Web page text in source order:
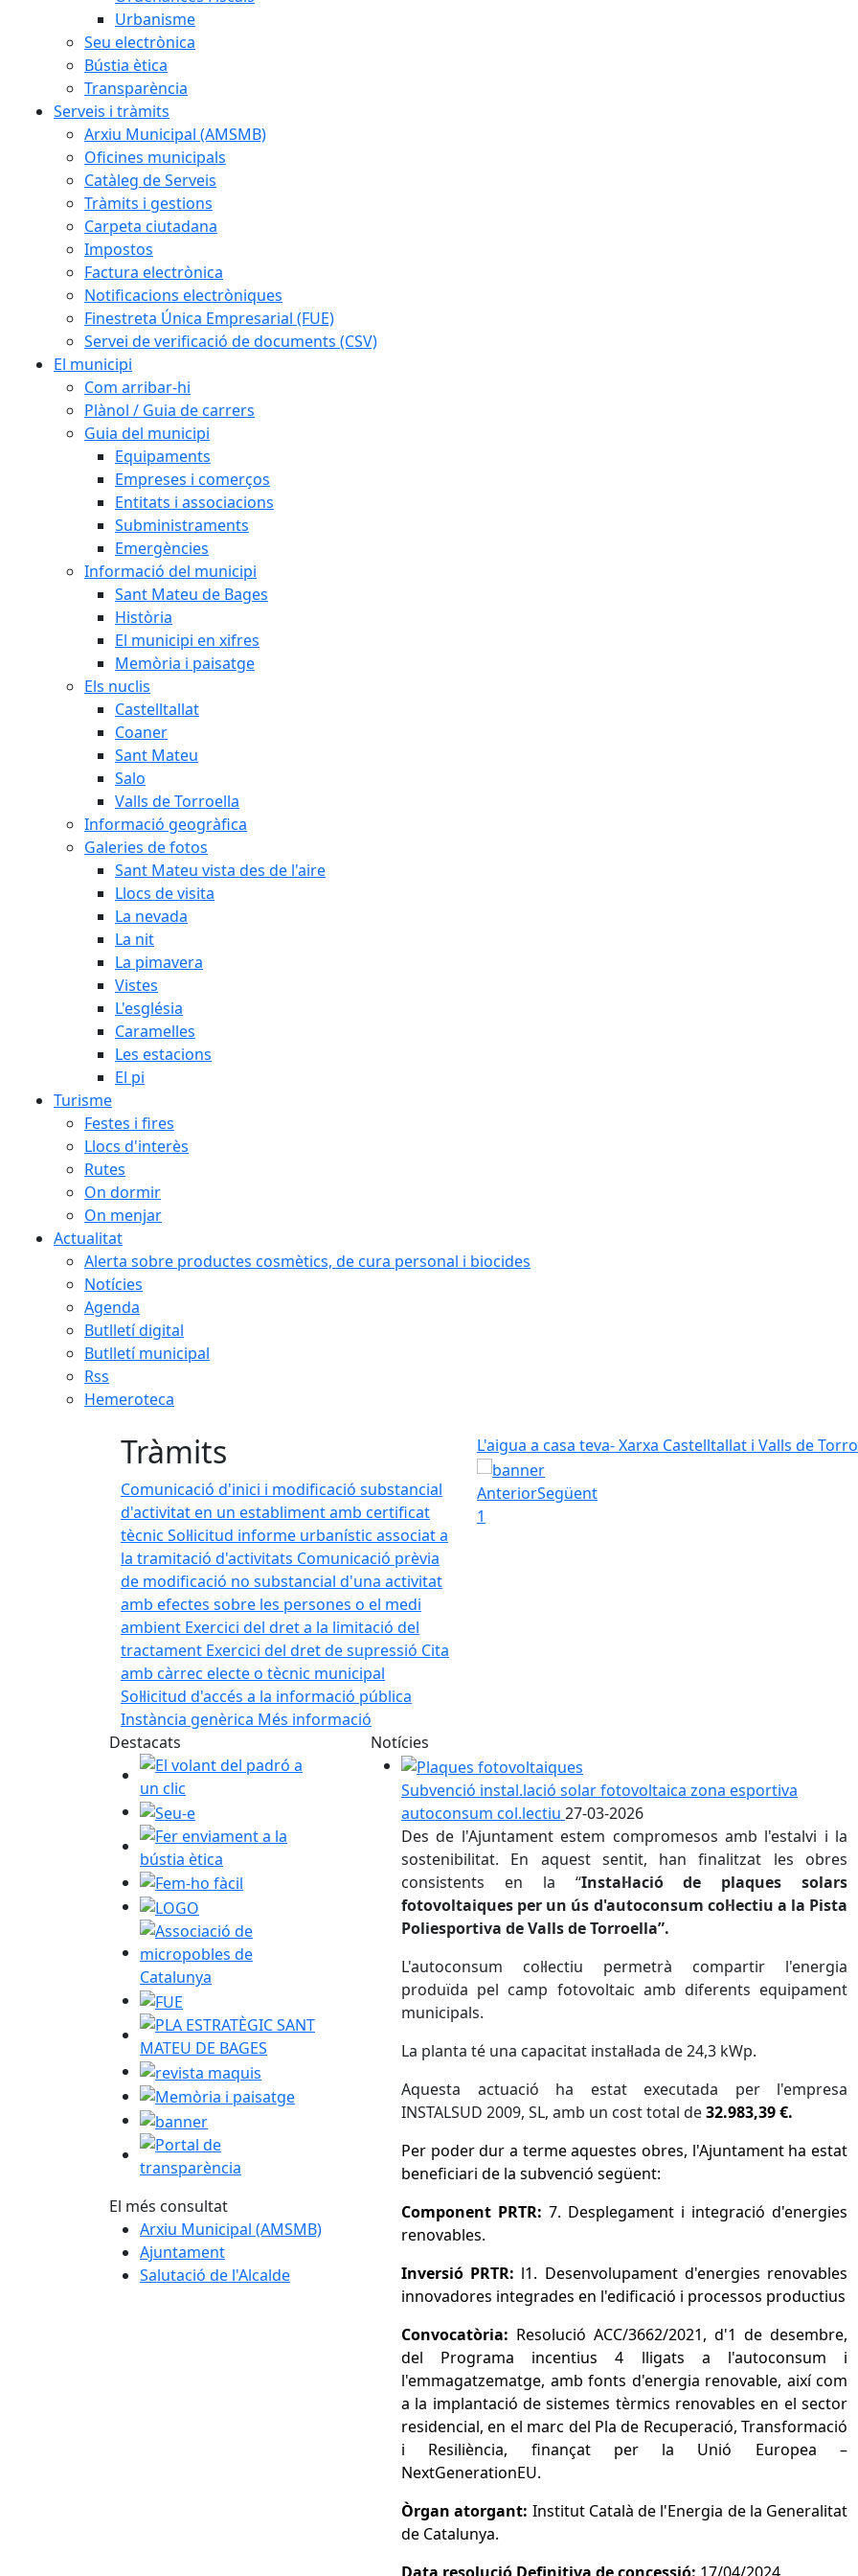
Urbanisme
Seu electrònica
Bústia ètica
Transparència
Serveis i tràmits
Arxiu Municipal (AMSMB)
Oficines municipals
Catàleg de Serveis
Tràmits i gestions
Carpeta ciutadana
Impostos
Factura electrònica
Notificacions electròniques
Finestreta Única Empresarial (FUE)
Servei de verificació de documents (CSV)
El municipi
Com arribar-hi
Plànol / Guia de carrers
Guia del municipi
Equipaments
Empreses i comerços
Entitats i associacions
Subministraments
Emergències
Informació del municipi
Sant Mateu de Bages
Història
El municipi en xifres
Memòria i paisatge
Els nuclis
Castelltallat
Coaner
Sant Mateu
Salo
Valls de Torroella
Informació geogràfica
Galeries de fotos
Sant Mateu vista des de l'aire
Llocs de visita
La nevada
La nit
La pimavera
Vistes
L'església
Caramelles
Les estacions
El pi
Turisme
Festes i fires
Llocs d'interès
Rutes
On dormir
On menjar
Actualitat
Alerta sobre productes cosmètics, de cura personal i biocides
Notícies
Agenda
Butlletí digital
Butlletí municipal
Rss
Hemeroteca
Tràmits
Comunicació d'inici i modificació substancial
d'activitat en un establiment amb certificat
tècnic Sol·licitud informe urbanístic associat a
la tramitació d'activitats Comunicació prèvia
de modificació no substancial d'una activitat
amb efectes sobre les persones o el medi
ambient Exercici del dret a la limitació del
tractament Exercici del dret de supressió Cita
amb càrrec electe o tècnic municipal
Sol·licitud d'accés a la informació pública
Instància genèrica Més informació
i Valls de Torroella
i Valls de Torroella
L'aigua a casa teva- Xarxa Castelltallat i Valls de
L'aigua a casa teva- Xarxa Castelltallat i Valls de
AnteriorSegüent
1
Destacats
El volant del padró a un clic
Seu-e
Fer enviament a la bústia ètica
Fem-ho fàcil
LOGO
Associació de micropobles de Catalunya
FUE
PLA ESTRATÈGIC SANT MATEU DE BAGES
revista maquis
Memòria i paisatge
banner
Portal de transparència
El més consultat
Arxiu Municipal (AMSMB)
Ajuntament
Salutació de l'Alcalde
Notícies
Subvenció instal.lació solar fotovoltaica zona esportiva
autoconsum col.lectiu 27-03-2026
Des de l'Ajuntament estem compromesos amb l'estalvi i la
sostenibilitat. En aquest sentit, han finalitzat les obres
consistents en la “Instal·lació de plaques solars
fotovoltaiques per un ús d'autoconsum col·lectiu a la Pista
Poliesportiva de Valls de Torroella”.
L'autoconsum col·lectiu permetrà compartir l'energia
produïda pel camp fotovoltaic amb diferents equipament
municipals.
La planta té una capacitat instal·lada de 24,3 kWp.
Aquesta actuació ha estat executada per l'empresa
INSTALSUD 2009, SL, amb un cost total de32.983,39 €.
Per poder dur a terme aquestes obres, l'Ajuntament ha estat
beneficiari de la subvenció següent:
Component PRTR: 7. Desplegament i integració d'energies
renovables.
Inversió PRTR: l1. Desenvolupament d'energies renovables
innovadores integrades en l'edificació i processos productius
Convocatòria: Resolució ACC/3662/2021, d'1 de desembre,
del Programa incentius 4 lligats a l'autoconsum i
l'emmagatzematge, amb fonts d'energia renovable, així com
a la implantació de sistemes tèrmics renovables en el sector
residencial, en el marc del Pla de Recuperació, Transformació
i Resiliència, finançat per la Unió Europea –
NextGenerationEU.
Òrgan atorgant: Institut Català de l'Energia de la Generalitat
de Catalunya.